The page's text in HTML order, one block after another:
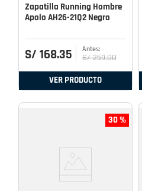
Zapatilla Running Hombre
Apolo AH26-21Q2 Negro
S/ 168.35 S/ 259.00
VER PRODUCTO
30 %